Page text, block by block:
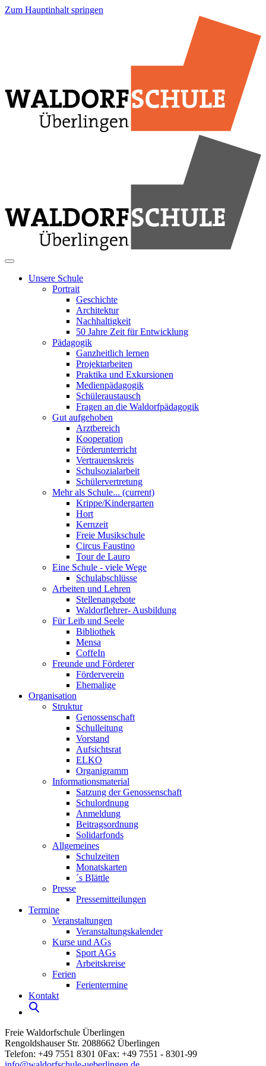
Zum Hauptinhalt springen
Unsere Schule
Portrait
Geschichte
Architektur
Nachhaltigkeit
50 Jahre Zeit für Entwicklung
Pädagogik
Ganzheitlich lernen
Projektarbeiten
Praktika und Exkursionen
Medienpädagogik
Schüleraustausch
Fragen an die Waldorfpädagogik
Gut aufgehoben
Arztbereich
Kooperation
Förderunterricht
Vertrauenskreis
Schulsozialarbeit
Schülervertretung
Mehr als Schule... (current)
Krippe/Kindergarten
Hort
Kernzeit
Freie Musikschule
Circus Faustino
Tour de Lauro
Eine Schule - viele Wege
Schulabschlüsse
Arbeiten und Lehren
Stellenangebote
Waldorflehrer- Ausbildung
Für Leib und Seele
Bibliothek
Mensa
CoffeIn
Freunde und Förderer
Förderverein
Ehemalige
Organisation
Struktur
Genossenschaft
Schulleitung
Vorstand
Aufsichtsrat
ELKO
Organigramm
Informationsmaterial
Satzung der Genossenschaft
Schulordnung
Anmeldung
Beitragsordnung
Solidarfonds
Allgemeines
Schulzeiten
Monatskarten
´s Blättle
Presse
Pressemitteilungen
Termine
Veranstaltungen
Veranstaltungskalender
Kurse und AGs
Sport AGs
Arbeitskreise
Ferien
Ferientermine
Kontakt
Freie Waldorfschule Überlingen
Rengoldshauser Str. 2088662 Überlingen
Telefon: +49 7551 8301 0Fax: +49 7551 - 8301-99